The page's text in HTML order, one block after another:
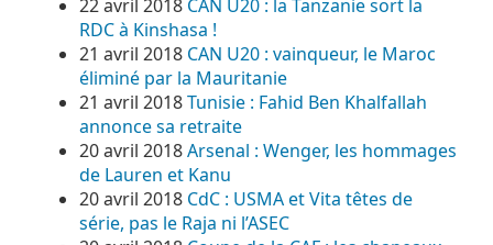
22 avril 2018 CAN U20 : la Tanzanie sort la
RDC à Kinshasa !
21 avril 2018 CAN U20 : vainqueur, le Maroc
éliminé par la Mauritanie
21 avril 2018Tunisie : Fahid Ben Khalfallah
annonce sa retraite
20 avril 2018Arsenal : Wenger, les hommages
de Lauren et Kanu
20 avril 2018 CdC : USMA et Vita têtes de
série, pas le Raja ni l’ASEC